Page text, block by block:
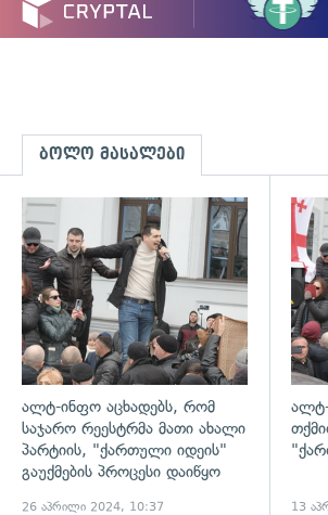
ბოლო მასალები
ალტ-ინფო აცხადებს, რომ
საჯარო რეესტრმა მათი ახალი
პარტიის, "ქართული იდეის"
გაუქმების პროცესი დაიწყო
26 აპრილი 2024, 10:37 13